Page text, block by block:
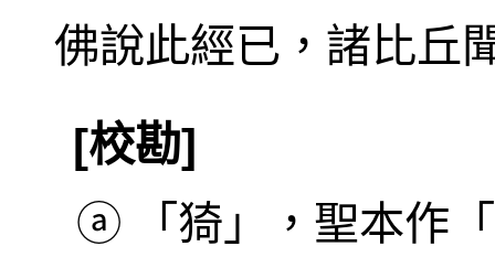
佛說此經已，諸比丘
[校勘]
ⓐ
「猗」，聖本作